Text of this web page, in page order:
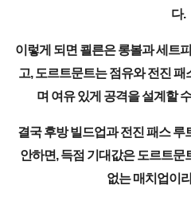
다.
이렇게 되면 쾰른은 롱볼과 세트
고, 도르트문트는 점유와 전진 패
며 여유 있게 공격을 설계할
결국 후방 빌드업과 전진 패스 루
안하면, 득점 기대값은 도르트문
없는 매치업이